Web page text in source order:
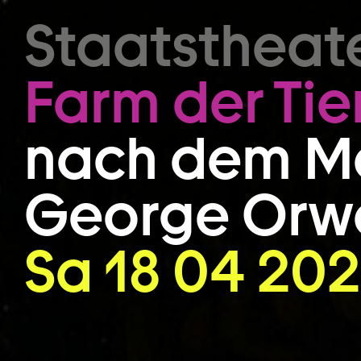
Zum Hauptinhalt springen
Farm der
nach dem
George
Sa 18 04